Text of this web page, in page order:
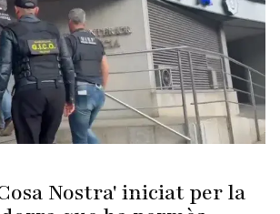
Nostra' iniciat per la